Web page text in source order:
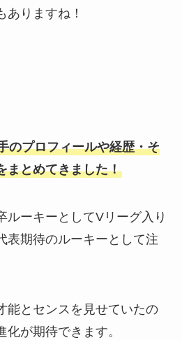
ありますね！
のプロフィールや経歴・そ
まとめてきました！
ルーキーとしてVリーグ入り
表期待のルーキーとして注
能とセンスを見せていたの
が期待できます。